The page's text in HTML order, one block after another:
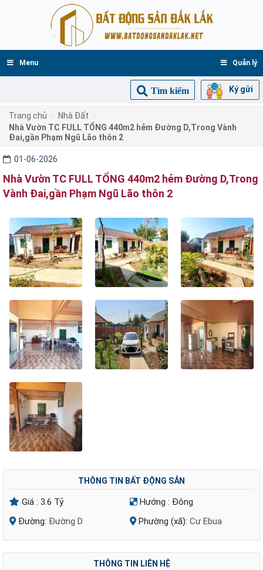
Quản lý
Menu
Ký gửi
Tìm kiếm
Trang chủ Nhà Đất
Nhà Vườn TC FULL TỔNG 440m2 hẻm Đường D,Trong Vành
Đai,gần Phạm Ngũ Lão thôn 2
01-06-2026
Nhà Vườn TC FULL TỔNG 440m2 hẻm Đường D,Trong
Vành Đai,gần Phạm Ngũ Lão thôn 2
THÔNG TIN BẤT ĐỘNG SẢN
Giá : 3.6 Tỷ Hướng : Đông
Đường: Đường D Phường (xã): Cư Ebua
THÔNG TIN LIÊN HỆ